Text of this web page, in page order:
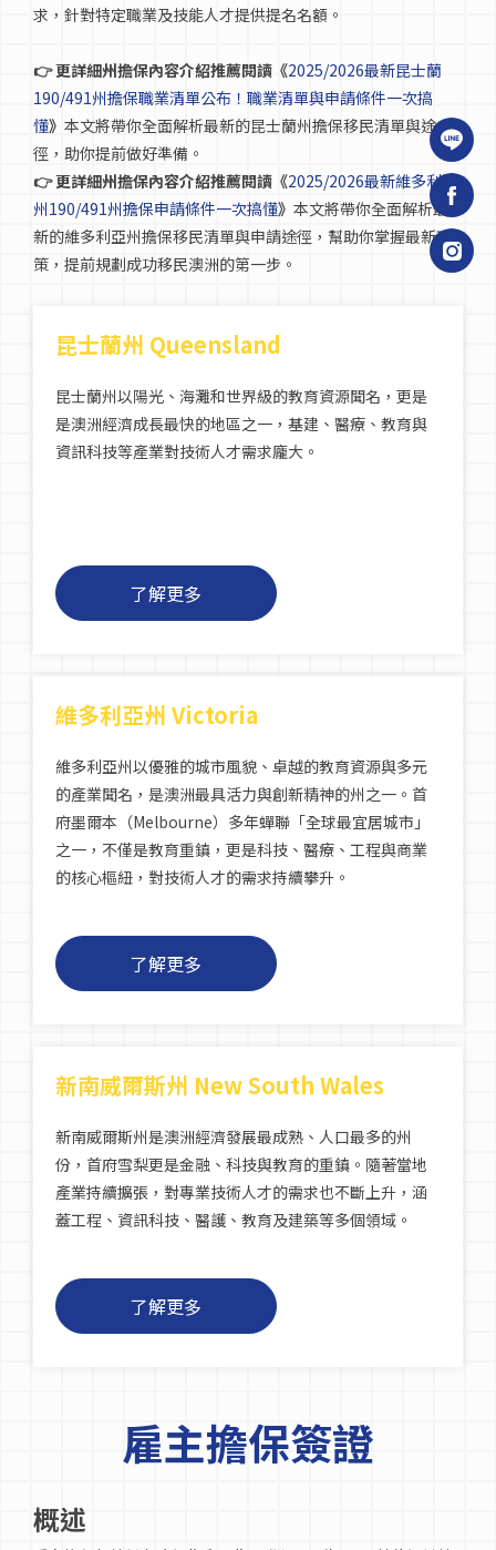
求，針對特定職業及技能人才提供提名名額。
👉 更詳細州擔保內容介紹推薦閱讀《2025/2026最新昆士蘭
190/491州擔保職業清單公布！職業清單與申請條件一次搞
懂》 本文將帶你全面解析最新的昆士蘭州擔保移民清單與途
徑，助你提前做好準備。
👉 更詳細州擔保內容介紹推薦閱讀《2025/2026最新維多利亞
州190/491州擔保申請條件一次搞懂》 本文將帶你全面解析最
新的維多利亞州擔保移民清單與申請途徑，幫助你掌握最新政
策，提前規劃成功移民澳洲的第一步。
昆士蘭州 Queensland
昆士蘭州以陽光、海灘和世界級的教育資源聞名，更是
是澳洲經濟成長最快的地區之一，基建、醫療、教育與
資訊科技等產業對技術人才需求龐大。
了解更多
維多利亞州 Victoria
維多利亞州以優雅的城市風貌、卓越的教育資源與多元
的產業聞名，是澳洲最具活力與創新精神的州之一。首
府墨爾本（Melbourne）多年蟬聯「全球最宜居城市」
之一，不僅是教育重鎮，更是科技、醫療、工程與商業
的核心樞紐，對技術人才的需求持續攀升。
了解更多
新南威爾斯州 New South Wales
新南威爾斯州是澳洲經濟發展最成熟、人口最多的州
份，首府雪梨更是金融、科技與教育的重鎮。隨著當地
產業持續擴張，對專業技術人才的需求也不斷上升，涵
蓋工程、資訊科技、醫護、教育及建築等多個領域。
了解更多
雇主擔保簽證
概述